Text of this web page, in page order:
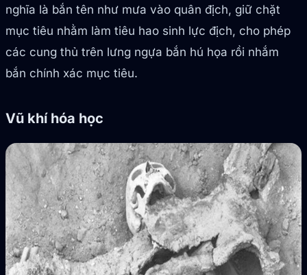
nghĩa là bắn tên như mưa vào quân địch, giữ chặt
mục tiêu nhằm làm tiêu hao sinh lực địch, cho phép
các cung thủ trên lưng ngựa bắn hú họa rồi nhắm
bắn chính xác mục tiêu.
Vũ khí hóa học